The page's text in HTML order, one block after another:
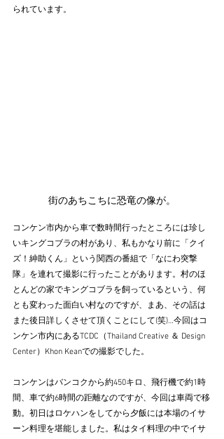
られています。
街のあちこちに恐竜の像が。
コンケン市内から車で数時間行ったところには珍し
いキングコブラの村があり、私もかなり前に「クイ
ズ！紳助くん」という関西の番組で「なにわ突撃
隊」を連れて撮影に行ったことがあります。村のほ
とんどの家でキングコブラを飼っているという、何
とも変わった面白い村なのですが、まあ、その話は
また後日詳しくさせて頂くことにして(笑)…今回はコ
ンケン市内にあるTCDC（Thailand Creative ＆ Design
Center）Khon Keanでの撮影でした。
コンケンはバンコクから約450キロ、飛行機で約1時
間、車で約6時間の距離なのですが、今回は車両で移
動。初日はロケハンをしてから夕飯には本場のイサ
ーン料理を堪能しました。私はタイ料理の中でイサ